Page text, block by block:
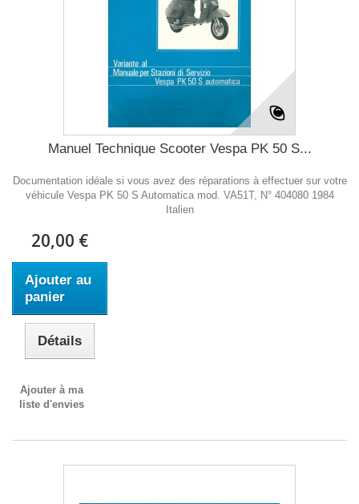
Manuel Technique Scooter Vespa PK 50 S...
Documentation idéale si vous avez des réparations à effectuer sur votre
véhicule Vespa PK 50 S Automatica mod. VA51T, N° 404080 1984
Italien
20,00 €
Ajouter au
panier
Détails
Ajouter à ma
liste d'envies